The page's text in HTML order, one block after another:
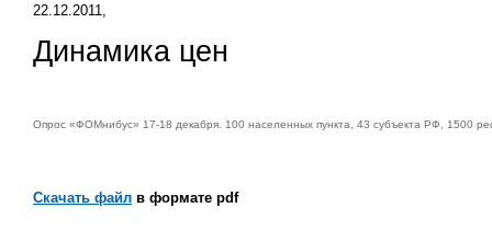
22.12.2011,
Динамика цен
Опрос «ФОМнибус» 17-18 декабря. 100 населенных пункта, 43 субъекта РФ, 1500
Скачать файл в формате pdf